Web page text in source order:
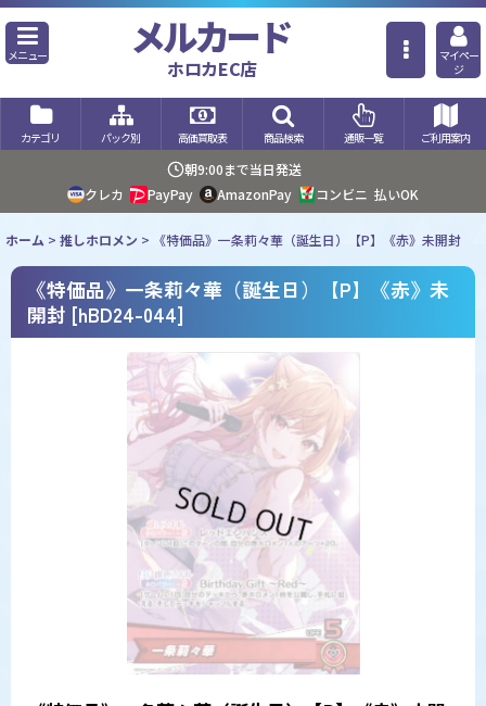
メニュー メルカード
ホロカEC店
マイペー
ジ
カテゴリ パック別 高価買取表 商品検索 通販一覧 ご利用案内
朝9:00まで当日発送
クレカ
PayPay AmazonPay コンビニ 払いOK
ホーム > 推しホロメン > 《特価品》一条莉々華（誕生日）【P】《赤》未開封
《特価品》一条莉々華（誕生日）【P】《赤》未
開封 [hBD24-044]